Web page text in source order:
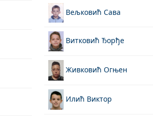
Вељковић Сава
Витковић Ђорђе
Живковић Огњен
Илић Виктор